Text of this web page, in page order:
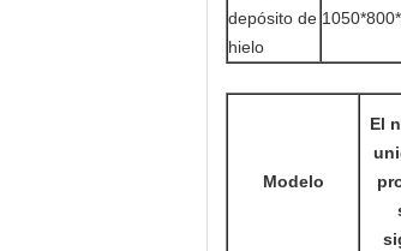
depósito de
hielo
Modelo
El